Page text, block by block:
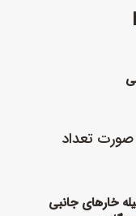
تعداد
خارهای جانبی